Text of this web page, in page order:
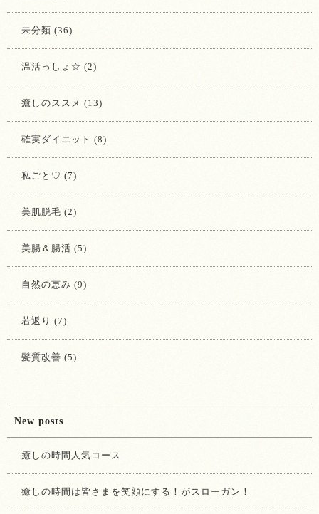
未分類 (36)
温活っしょ☆ (2)
癒しのススメ (13)
確実ダイエット (8)
私ごと♡ (7)
美肌脱毛 (2)
美腸＆腸活 (5)
自然の恵み (9)
若返り (7)
髪質改善 (5)
New posts
癒しの時間人気コース
癒しの時間は皆さまを笑顔にする！がスローガン！